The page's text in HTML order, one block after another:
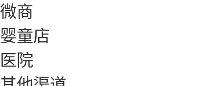
微商
婴童店
医院